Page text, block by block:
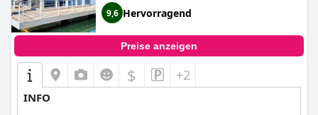
9,6 Hervorragend
Preise anzeigen
$ +2
INFO